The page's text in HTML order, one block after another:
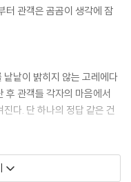
터 관객은 곰곰이 생각에 잠
낱이 밝히지 않는 고레에다
후 관객들 각자의 마음에서
다. 단 하나의 정답 같은 건